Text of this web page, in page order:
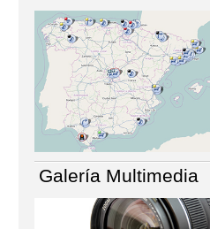
Galería Multimedia